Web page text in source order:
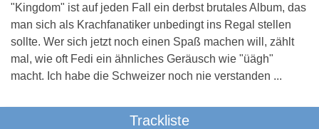
"Kingdom" ist auf jeden Fall ein derbst brutales Album, das
man sich als Krachfanatiker unbedingt ins Regal stellen
sollte. Wer sich jetzt noch einen Spaß machen will, zählt
mal, wie oft Fedi ein ähnliches Geräusch wie "üägh"
macht. Ich habe die Schweizer noch nie verstanden ...
Trackliste